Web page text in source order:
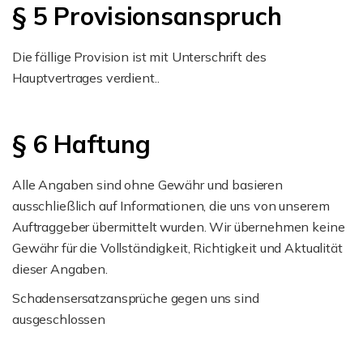
§ 5 Provisionsanspruch
Die fällige Provision ist mit Unterschrift des
Hauptvertrages verdient..
§ 6 Haftung
Alle Angaben sind ohne Gewähr und basieren
ausschließlich auf Informationen, die uns von unserem
Auftraggeber übermittelt wurden. Wir übernehmen keine
Gewähr für die Vollständigkeit, Richtigkeit und Aktualität
dieser Angaben.
Schadensersatzansprüche gegen uns sind
ausgeschlossen